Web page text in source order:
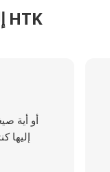
كيفية تحويل SOU إلى HTK
إليها